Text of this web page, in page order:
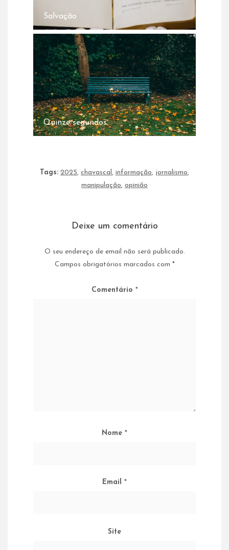
Salvação
Quinze segundos.
Tags: 2025, chavascal, informação, jornalismo,
manipulação, opinião
Deixe um comentário
O seu endereço de email não será publicado.
Campos obrigatórios marcados com *
Comentário *
Nome *
Email *
Site